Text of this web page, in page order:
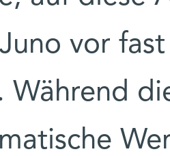
vor
Während